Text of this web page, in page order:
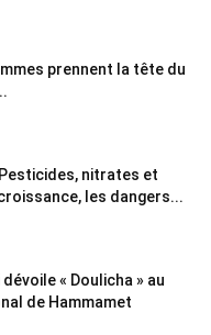
prennent la tête du
nitrates et
les dangers...
« Doulicha » au
de Hammamet